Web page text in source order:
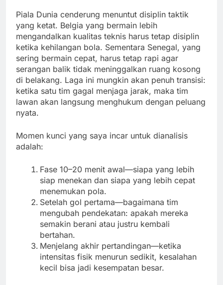
Piala Dunia cenderung menuntut disiplin taktik
yang ketat. Belgia yang bermain lebih
mengandalkan kualitas teknis harus tetap disiplin
ketika kehilangan bola. Sementara Senegal, yang
sering bermain cepat, harus tetap rapi agar
serangan balik tidak meninggalkan ruang kosong
di belakang. Laga ini mungkin akan penuh transisi:
ketika satu tim gagal menjaga jarak, maka tim
lawan akan langsung menghukum dengan peluang
nyata.
Momen kunci yang saya incar untuk dianalisis
adalah:
Fase 10–20 menit awal—siapa yang lebih
siap menekan dan siapa yang lebih cepat
menemukan pola.
Setelah gol pertama—bagaimana tim
mengubah pendekatan: apakah mereka
semakin berani atau justru kembali
bertahan.
Menjelang akhir pertandingan—ketika
intensitas fisik menurun sedikit, kesalahan
kecil bisa jadi kesempatan besar.